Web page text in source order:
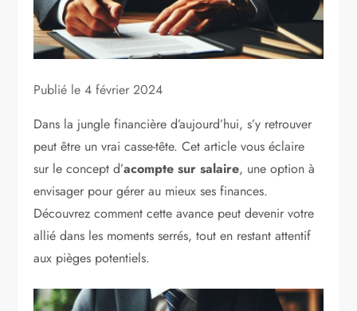
Publié le4 février 2024
Dans la jungle financière d’aujourd’hui, s’y retrouver
peut être un vrai casse-tête. Cet article vous éclaire
sur le concept d’acompte sur salaire, une option à
envisager pour gérer au mieux ses finances.
Découvrez comment cette avance peut devenir votre
allié dans les moments serrés, tout en restant attentif
aux pièges potentiels.